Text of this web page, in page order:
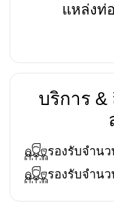
แหล่งท่
บริการ
รองรับจำน
รองรับจำน